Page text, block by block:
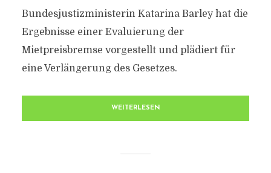
Bundesjustizministerin Katarina Barley hat die
Ergebnisse einer Evaluierung der
Mietpreisbremse vorgestellt und plädiert für
eine Verlängerung des Gesetzes.
WEITERLESEN